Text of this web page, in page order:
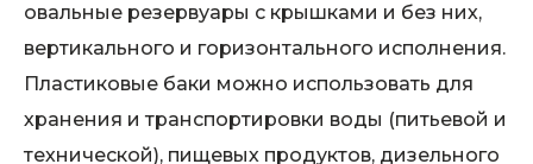
овальные резервуары с крышками и без них,
вертикального и горизонтального исполнения.
Пластиковые баки можно использовать для
хранения и транспортировки воды (питьевой и
технической), пищевых продуктов, дизельного